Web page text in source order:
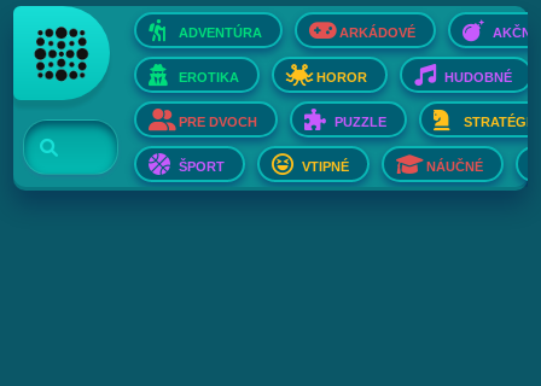
ADVENTÚRA ARKÁDOVÉ AKČNÉ
EROTIKA HOROR HUDOBNÉ
PRE DVOCH PUZZLE STRATÉGIE
ŠPORT VTIPNÉ NÁUČNÉ